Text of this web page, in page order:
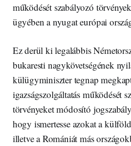
működését szabályozó
ügyében a nyugat európai
Ez derül ki legalábbis
bukaresti nagykövetségének
külügyminiszter tegnap
igazságszolgáltatás működését
törvényeket módosító
hogy ismertesse azokat a
illetve a Romániát más